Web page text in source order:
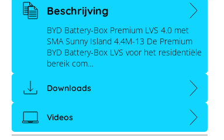
Beschrijving
BYD Battery-Box Premium LVS 4.0 met
SMA Sunny Island 4.4M-13 De Premium
BYD Battery-Box LVS voor het residentiële
bereik com…
Downloads
Videos